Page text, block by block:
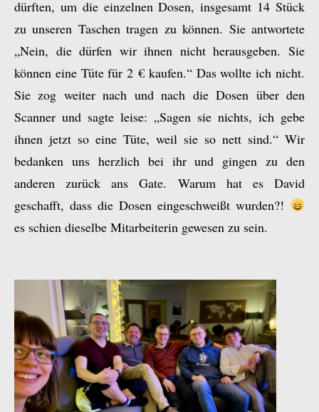
dürften, um die einzelnen Dosen, insgesamt 14 Stück
zu unseren Taschen tragen zu können. Sie antwortete
„Nein, die dürfen wir ihnen nicht herausgeben. Sie
können eine Tüte für 2 € kaufen.“ Das wollte ich nicht.
Sie zog weiter nach und nach die Dosen über den
Scanner und sagte leise: „Sagen sie nichts, ich gebe
ihnen jetzt so eine Tüte, weil sie so nett sind.“ Wir
bedanken uns herzlich bei ihr und gingen zu den
anderen zurück ans Gate. Warum hat es David
geschafft, dass die Dosen eingeschweißt wurden?!
es schien dieselbe Mitarbeiterin gewesen zu sein.